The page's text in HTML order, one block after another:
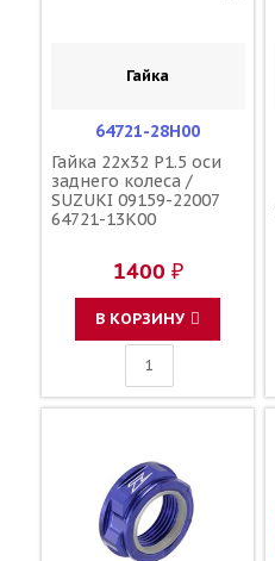
Гайка
64721-28H00
Гайка 22x32 P1.5 оси
заднего колеса /
SUZUKI 09159-22007
64721-13K00
1400 ₽
В КОРЗИНУ